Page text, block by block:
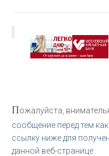
Пожалуйста,
сообщение перед тем
ссылку ниже для
данной веб-странице.